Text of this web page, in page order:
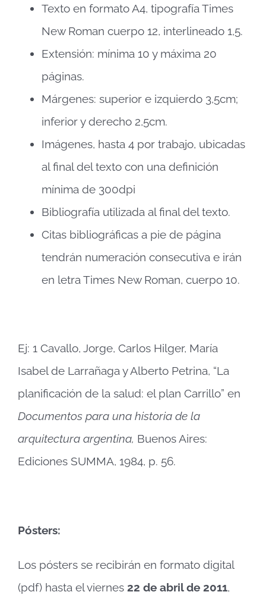
Texto en formato A4, tipografía Times
New Roman cuerpo 12, interlineado 1,5.
Extensión: mínima 10 y máxima 20
páginas.
Márgenes: superior e izquierdo 3,5cm;
inferior y derecho 2,5cm.
Imágenes, hasta 4 por trabajo, ubicadas
al final del texto con una definición
mínima de 300dpi
Bibliografía utilizada al final del texto.
Citas bibliográficas a pie de página
tendrán numeración consecutiva e irán
en letra Times New Roman, cuerpo 10.
Ej: 1 Cavallo, Jorge, Carlos Hilger, María
Isabel de Larrañaga y Alberto Petrina, “La
planificación de la salud: el plan Carrillo” en
Documentos para una historia de la
arquitectura argentina, Buenos Aires:
Ediciones SUMMA, 1984, p. 56.
Pósters:
Los pósters se recibirán en formato digital
(pdf) hasta el viernes 22 de abril de 2011,